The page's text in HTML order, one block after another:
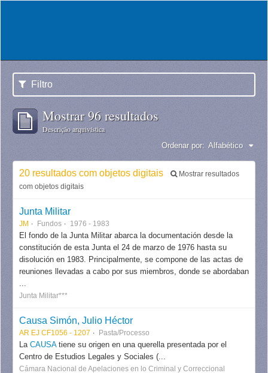
Filtro
Mostrar 96 resultados
Descrição arquivística
Ordenar por: Alfabético
20 resultados com objetos digitais
Mostrar resultados
com objetos digitais
Junta Militar
JM Fundos 1976 - 1983
El fondo de la Junta Militar abarca la documentación desde la
constitución de esta Junta el 24 de marzo de 1976 hasta su
disolución en 1983. Principalmente, se compone de las actas de
reuniones llevadas a cabo por sus miembros, donde se abordaban
...
Junta Militar***
Causa Simón, Julio Héctor
AR EJ CF1056 - 1207 Pasta/Processo
La CAUSAtiene su origen en una querella presentada por el
Centro de Estudios Legales y Sociales (...
Cámara Nacional de Apelaciones en lo Criminal y Correccional